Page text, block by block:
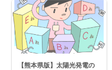
【熊本県版】太陽光発電の